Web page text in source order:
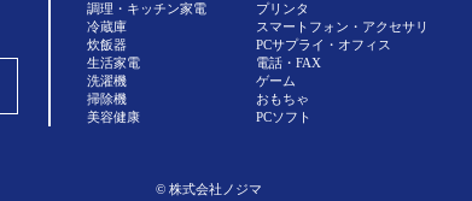
調理・キッチン家電
冷蔵庫
炊飯器
生活家電
洗濯機
掃除機
美容健康
プリンタ
スマートフォン・アクセサリ
PCサプライ・オフィス
電話・FAX
ゲーム
おもちゃ
PCソフト
© 株式会社ノジマ